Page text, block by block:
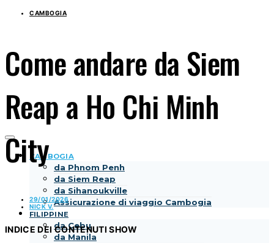
CAMBOGIA
da Phnom Penh
da Siem Reap
da Sihanoukville
Assicurazione di viaggio Cambogia
FILIPPINE
da Cebu
da Manila
CAMBOGIA
Come andare da Siem
Reap a Ho Chi Minh
City
29/01/2026
NICK V.
INDICE DEI CONTENUTISHOW